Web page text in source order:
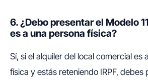
6. ¿Debo presentar el Modelo
es a una persona física?
Sí, si el alquiler del local comercial es
física y estás reteniendo IRPF, debes